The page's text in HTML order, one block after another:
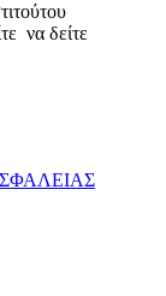
να δείτε